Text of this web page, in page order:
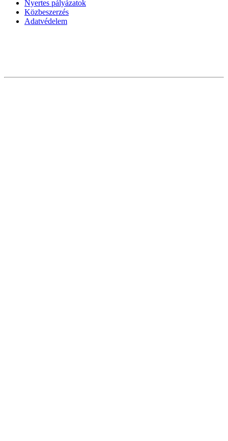
Nyertes pályázatok
Közbeszerzés
Adatvédelem